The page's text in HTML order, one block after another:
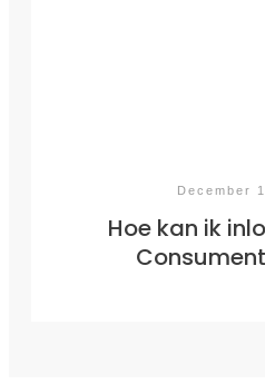
December
Hoe kan ik